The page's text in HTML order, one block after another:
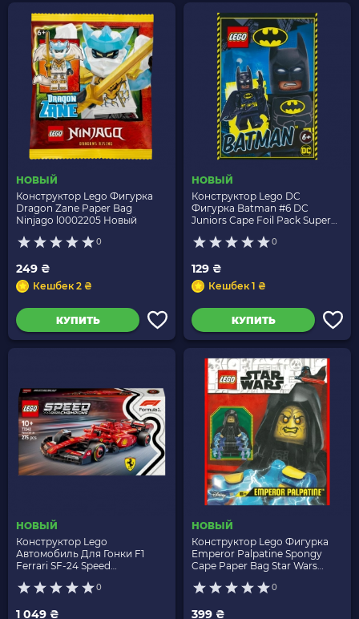
НОВЫЙ
Конструктор Lego Фигурка
Dragon Zane Paper Bag
Ninjago l0002205 Новый
0
249 ₴
Кешбек 2 ₴
КУПИТЬ
НОВЫЙ
Конструктор Lego DC
Фигурка Batman #6 DC
Juniors Cape Foil Pack Super
0
129 ₴
Кешбек 1 ₴
КУПИТЬ
НОВЫЙ
Конструктор Lego
Автомобиль Для Гонки F1
Ferrari SF-24 Speed
0
1 049 ₴
НОВЫЙ
Конструктор Lego Фигурка
Emperor Palpatine Spongy
Cape Paper Bag Star Wars
0
399 ₴